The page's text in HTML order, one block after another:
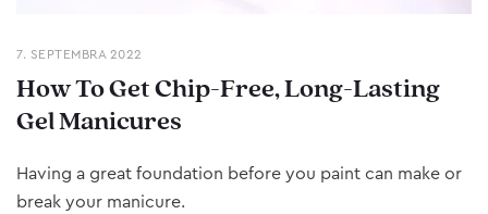
7. SEPTEMBRA 2022
How To Get Chip-Free, Long-Lasting
Gel Manicures
Having a great foundation before you paint can make or
break your manicure.